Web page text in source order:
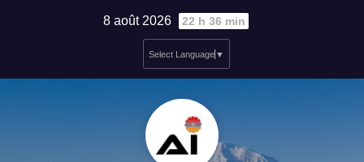
8 août 2026 22 h 36 min
Select Language ▼